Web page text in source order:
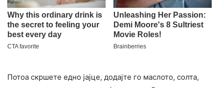
Потоа скршете едно јајце, додајте го маслото, солта,